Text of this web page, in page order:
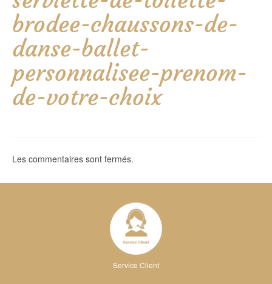
brodee-chaussons-de-
danse-ballet-
personnalisee-prenom-
de-votre-choix
Les commentaires sont fermés.
Service Client